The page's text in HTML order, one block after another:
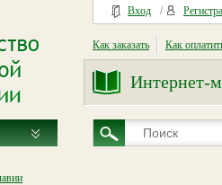
Вход /
Как заказать Как
Интернет-